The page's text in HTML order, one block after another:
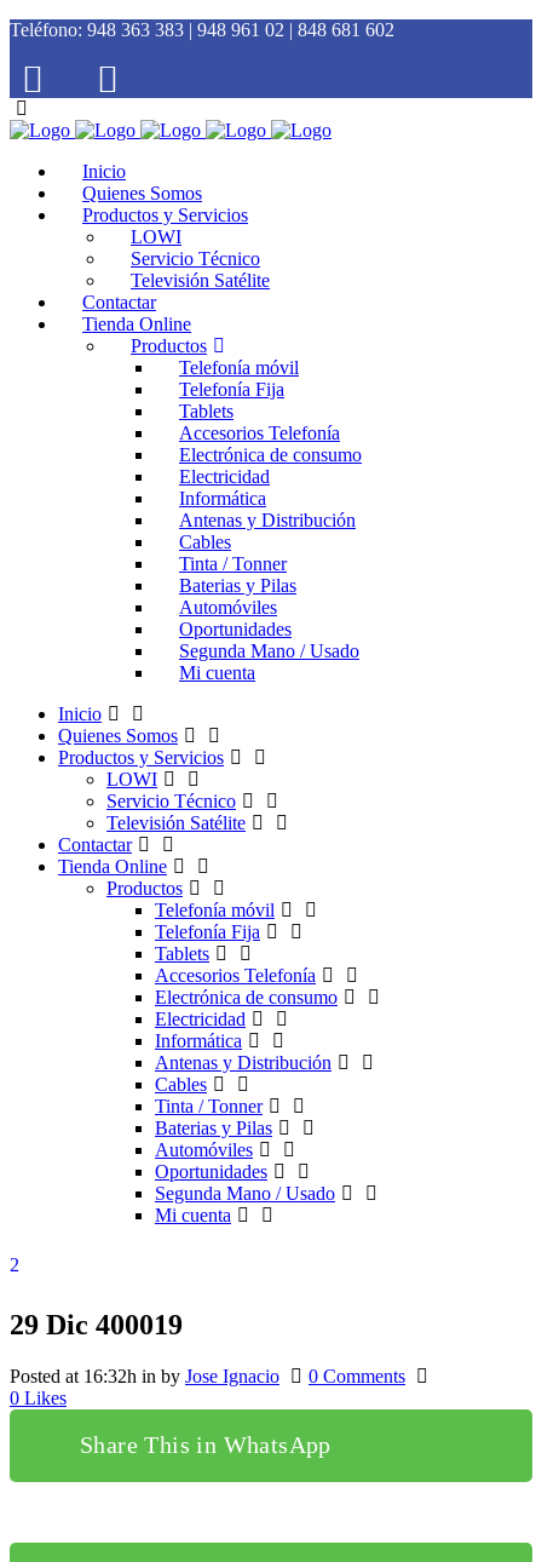
Teléfono: 948 363 383 | 948 961 02 | 848 681 602
Inicio
Quienes Somos
Productos y Servicios
LOWI
Servicio Técnico
Televisión Satélite
Contactar
Tienda Online
Productos
Telefonía móvil
Telefonía Fija
Tablets
Accesorios Telefonía
Electrónica de consumo
Electricidad
Informática
Antenas y Distribución
Cables
Tinta / Tonner
Baterias y Pilas
Automóviles
Oportunidades
Segunda Mano / Usado
Mi cuenta
Inicio
Quienes Somos
Productos y Servicios
LOWI
Servicio Técnico
Televisión Satélite
Contactar
Tienda Online
Productos
Telefonía móvil
Telefonía Fija
Tablets
Accesorios Telefonía
Electrónica de consumo
Electricidad
Informática
Antenas y Distribución
Cables
Tinta / Tonner
Baterias y Pilas
Automóviles
Oportunidades
Segunda Mano / Usado
Mi cuenta
29 Dic 400019
Posted at 16:32h in by Jose Ignacio
0 Comments
0 Likes
Share This in WhatsApp